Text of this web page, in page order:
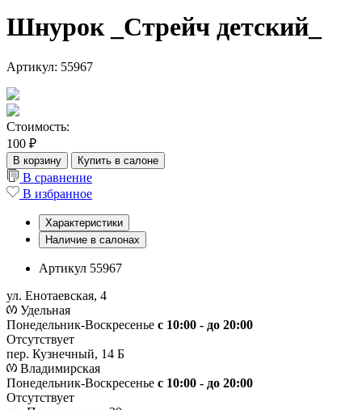
Шнурок _Стрейч детский_
Артикул: 55967
Стоимость:
100 ₽
В корзину Купить в салоне
В сравнение
В избранное
Характеристики
Наличие в салонах
Артикул 55967
ул. Енотаевская, 4
Удельная
Понедельник-Воскресенье с 10:00 - до 20:00
Отсутствует
пер. Кузнечный, 14 Б
Владимирская
Понедельник-Воскресенье с 10:00 - до 20:00
Отсутствует